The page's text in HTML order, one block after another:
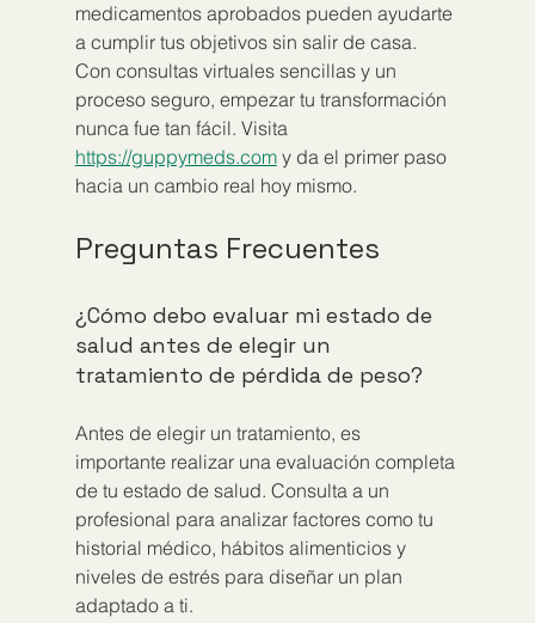
medicamentos aprobados pueden ayudarte
a cumplir tus objetivos sin salir de casa.
Con consultas virtuales sencillas y un
proceso seguro, empezar tu transformación
nunca fue tan fácil. Visita
https://guppymeds.com y da el primer paso
hacia un cambio real hoy mismo.
Preguntas Frecuentes
¿Cómo debo evaluar mi estado de
salud antes de elegir un
tratamiento de pérdida de peso?
Antes de elegir un tratamiento, es
importante realizar una evaluación completa
de tu estado de salud. Consulta a un
profesional para analizar factores como tu
historial médico, hábitos alimenticios y
niveles de estrés para diseñar un plan
adaptado a ti.